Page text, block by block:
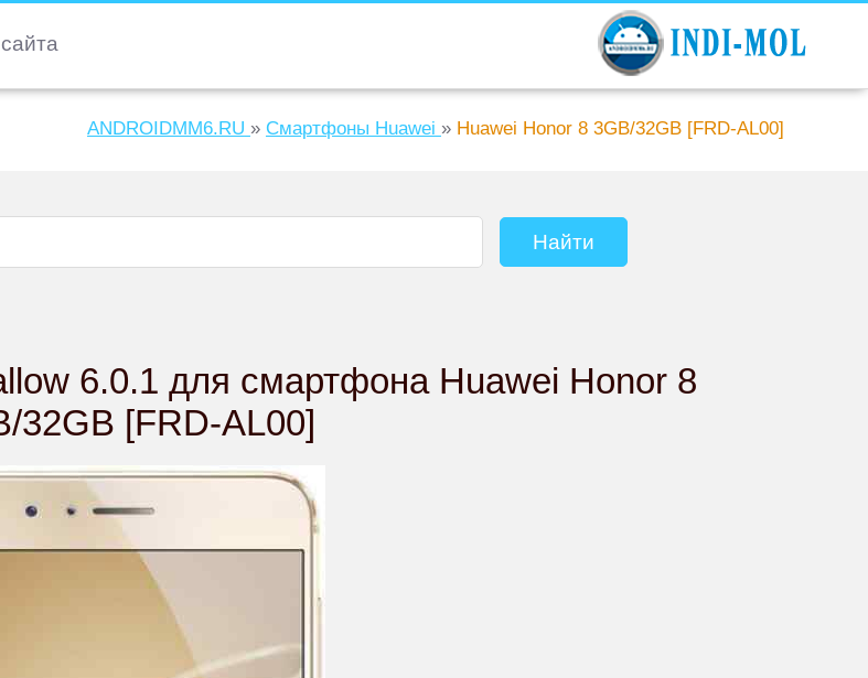
ANDROIDMM6.RU » Смартфоны Huawei » Huawei Honor 8 3GB/32GB [FRD-AL00]
6.0.1 для смартфона Huawei Honor 8
32GB [FRD-AL00]